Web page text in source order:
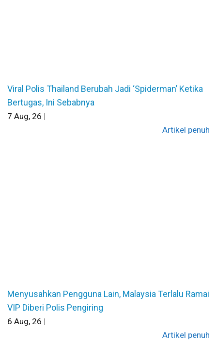
Viral Polis Thailand Berubah Jadi ‘Spiderman’ Ketika
Bertugas, Ini Sebabnya
7 Aug, 26 |
Artikel penuh
Menyusahkan Pengguna Lain, Malaysia Terlalu Ramai
VIP Diberi Polis Pengiring
6 Aug, 26 |
Artikel penuh